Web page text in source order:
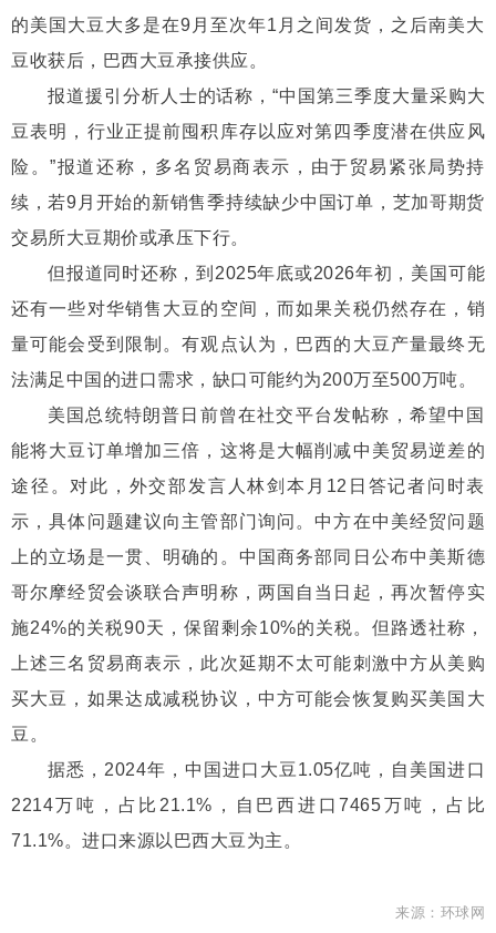
的美国大豆大多是在9月至次年1月之间发货，之后南美大
豆收获后，巴西大豆承接供应。
报道援引分析人士的话称，“中国第三季度大量采购大
豆表明，行业正提前囤积库存以应对第四季度潜在供应风
险。”报道还称，多名贸易商表示，由于贸易紧张局势持
续，若9月开始的新销售季持续缺少中国订单，芝加哥期货
交易所大豆期价或承压下行。
但报道同时还称，到2025年底或2026年初，美国可能
还有一些对华销售大豆的空间，而如果关税仍然存在，销
量可能会受到限制。有观点认为，巴西的大豆产量最终无
法满足中国的进口需求，缺口可能约为200万至500万吨。
美国总统特朗普日前曾在社交平台发帖称，希望中国
能将大豆订单增加三倍，这将是大幅削减中美贸易逆差的
途径。对此，外交部发言人林剑本月12日答记者问时表
示，具体问题建议向主管部门询问。中方在中美经贸问题
上的立场是一贯、明确的。中国商务部同日公布中美斯德
哥尔摩经贸会谈联合声明称，两国自当日起，再次暂停实
施24%的关税90天，保留剩余10%的关税。但路透社称，
上述三名贸易商表示，此次延期不太可能刺激中方从美购
买大豆，如果达成减税协议，中方可能会恢复购买美国大
豆。
据悉，2024年，中国进口大豆1.05亿吨，自美国进口
2214万吨，占比21.1%，自巴西进口7465万吨，占比
71.1%。进口来源以巴西大豆为主。
来源：环球网